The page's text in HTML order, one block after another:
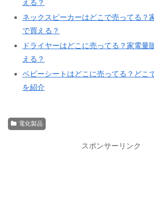
える？
ネックスピーカーはどこで売ってる？
で買える？
ドライヤーはどこに売ってる？家電量
える？
ベビーシートはどこに売ってる？どこ
を紹介
電化製品
スポンサーリンク